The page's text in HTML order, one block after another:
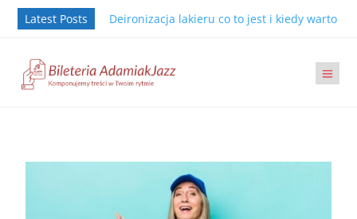
Latest Posts Deironizacja lakieru co to jest i kiedy warto ją